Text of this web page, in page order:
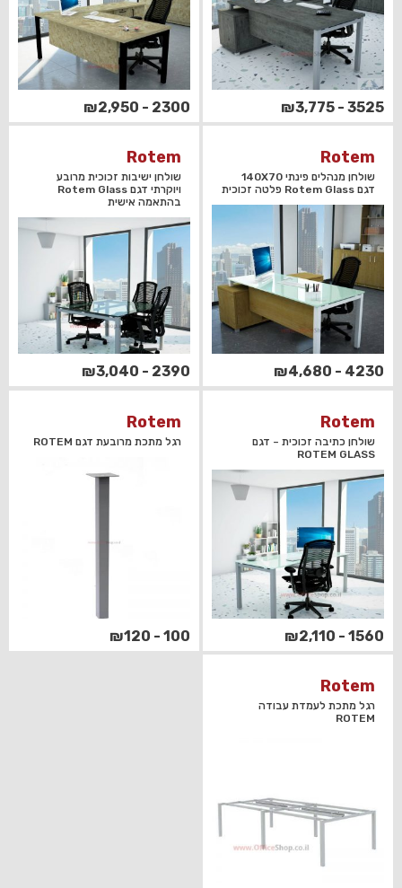
3525 - ₪3,775
2300 - ₪2,950
Rotem
שולחן מנהלים פינתי 140X70
דגם Rotem Glass פלטה זכוכית
4230 - ₪4,680
Rotem
שולחן ישיבות זכוכית מרובע
ויוקרתי דגם Rotem Glass
בהתאמה אישית
2390 - ₪3,040
Rotem
שולחן כתיבה זכוכית – דגם
ROTEM GLASS
1560 - ₪2,110
Rotem
רגל מתכת מרובעת דגם ROTEM
100 - ₪120
Rotem
רגל מתכת לעמדת עבודה
ROTEM